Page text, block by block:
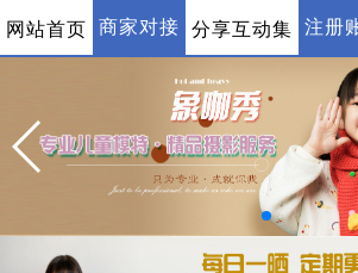
网站首页 商家对接 分享互动集 注册